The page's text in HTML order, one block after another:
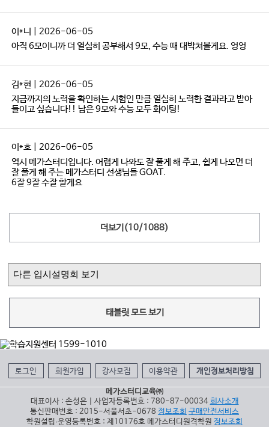
이*니 | 2026-06-05
아직 6모이니까 더 열심히 공부해서 9모, 수능 때 대박쳐볼게요. 엉엉
김*현 | 2026-06-05
지금까지의 노력을 확인하는 시험인 만큼 열심히 노력한 결과라고 받아
들이고 싶습니다!! 남은 9모와 수능 모두 화이팅!
이*호 | 2026-06-05
역시 메가스터디입니다. 어렵게 나와도 잘 풀게 해 주고, 쉽게 나오면 더
잘 풀게 해 주는 메가스터디 선생님들 GOAT.
6잘 9잘 수잘 할게요
더보기(10/1088)
태블릿 모드 보기
로그인 회원가입 강사모집 이용약관 개인정보처리방침
메가스터디교육㈜
대표이사 : 손성은 | 사업자등록번호 : 780-87-00034 회사소개
통신판매번호 : 2015-서울서초-0678 정보조회 구매안전서비스
학원설립∙운영등록번호 : 제10176호 메가스터디원격학원 정보조회